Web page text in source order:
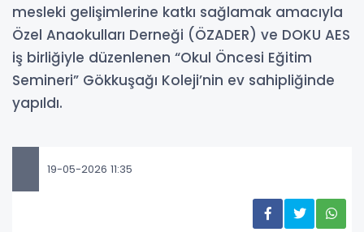
mesleki gelişimlerine katkı sağlamak amacıyla
Özel Anaokulları Derneği (ÖZADER) ve DOKU AES
iş birliğiyle düzenlenen “Okul Öncesi Eğitim
Semineri” Gökkuşağı Koleji’nin ev sahipliğinde
yapıldı.
19-05-2026 11:35